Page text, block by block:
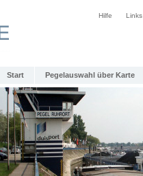
Hilfe Links
Start Pegelauswahl über Karte